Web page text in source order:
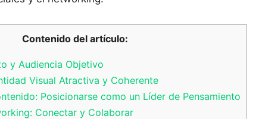
Contenido del artículo:
y Audiencia Objetivo
Visual Atractiva y Coherente
Posicionarse como un Líder de Pensamiento
Conectar y Colaborar